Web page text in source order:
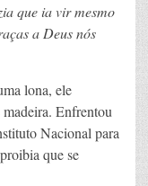
que ia vir mesmo
a Deus nós
lona, ele
Enfrentou
Nacional para
que se